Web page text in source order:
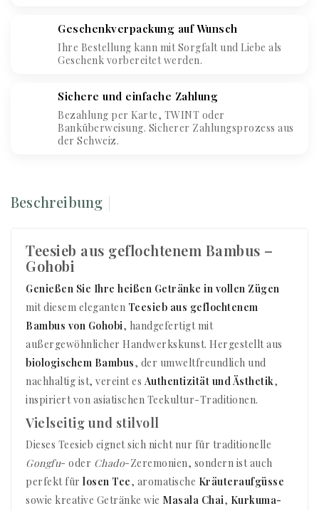
Geschenkverpackung auf Wunsch
Ihre Bestellung kann mit Sorgfalt und Liebe als
Geschenk vorbereitet werden.
Sichere und einfache Zahlung
Bezahlung per Karte, TWINT oder
Banküberweisung. Sicherer Zahlungsprozess aus
der Schweiz.
Beschreibung
Teesieb aus geflochtenem Bambus –
Gohobi
Genießen Sie Ihre heißen Getränke in vollen Zügen
mit diesem eleganten Teesieb aus geflochtenem
Bambus von Gohobi, handgefertigt mit
außergewöhnlicher Handwerkskunst. Hergestellt aus
biologischem Bambus, der umweltfreundlich und
nachhaltig ist, vereint es Authentizität und Ästhetik,
inspiriert von asiatischen Teekultur-Traditionen.
Vielseitig und stilvoll
Dieses Teesieb eignet sich nicht nur für traditionelle
Gongfu- oder Chado-Zeremonien, sondern ist auch
perfekt für losen Tee, aromatische Kräuteraufgüsse
sowie kreative Getränke wie Masala Chai, Kurkuma-